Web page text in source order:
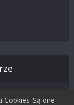
Cookies. Są one